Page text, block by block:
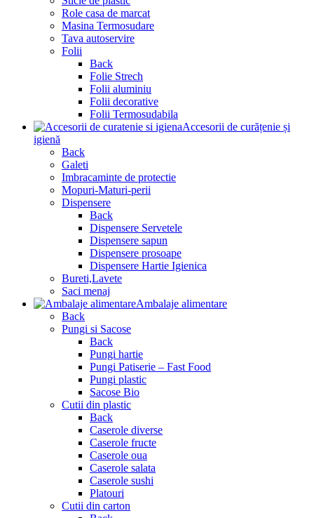
Role casa de marcat
Masina Termosudare
Tava autoservire
Folii
Back
Folie Strech
Folii aluminiu
Folii decorative
Folii Termosudabila
Accesorii de curățenie și
igienă
Back
Galeti
Imbracaminte de protectie
Mopuri-Maturi-perii
Dispensere
Back
Dispensere Servetele
Dispensere sapun
Dispensere prosoape
Dispensere Hartie Igienica
Bureti,Lavete
Saci menaj
Ambalaje alimentare
Back
Pungi si Sacose
Back
Pungi hartie
Pungi Patiserie – Fast Food
Pungi plastic
Sacose Bio
Cutii din plastic
Back
Caserole diverse
Caserole fructe
Caserole oua
Caserole salata
Caserole sushi
Platouri
Cutii din carton